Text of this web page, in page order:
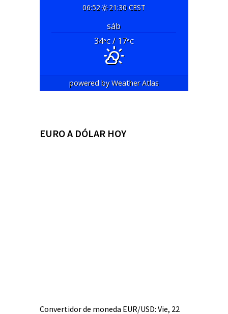
06:52 21:30 CEST
sáb
34°C/ 17°C
powered byWeather Atlas
EURO A DÓLAR HOY
Convertidor de moneda EUR/USD: Vie, 22